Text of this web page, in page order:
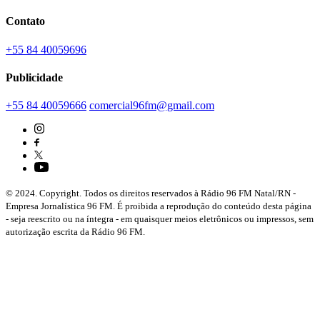
Contato
+55 84 40059696
Publicidade
+55 84 40059666 comercial96fm@gmail.com
© 2024. Copyright. Todos os direitos reservados à Rádio 96 FM Natal/RN -
Empresa Jornalística 96 FM. É proibida a reprodução do conteúdo desta página
- seja reescrito ou na íntegra - em quaisquer meios eletrônicos ou impressos, sem
autorização escrita da Rádio 96 FM.